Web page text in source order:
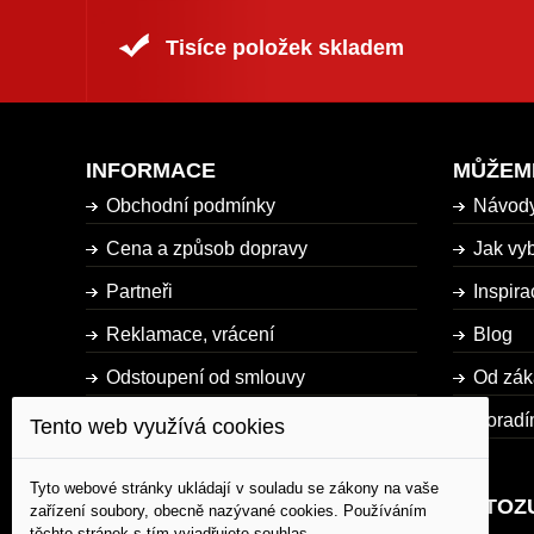
Tisíce položek skladem
INFORMACE
Obchodní podmínky
Cena a způsob dopravy
Partneři
Reklamace, vrácení
Odstoupení od smlouvy
Dostupnost zboží
Mapa stránky
Jak
Blog
Od
Tento web využívá cookies
Tyto webové stránky ukládají v souladu se zákony na vaše
zařízení soubory, obecně nazývané cookies. Používáním